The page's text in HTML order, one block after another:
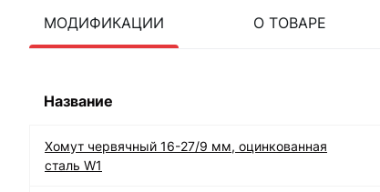
МОДИФИКАЦИИ О ТОВАРЕ
Название
Хомут червячный 16-27/9 мм, оцинкованная
сталь W1